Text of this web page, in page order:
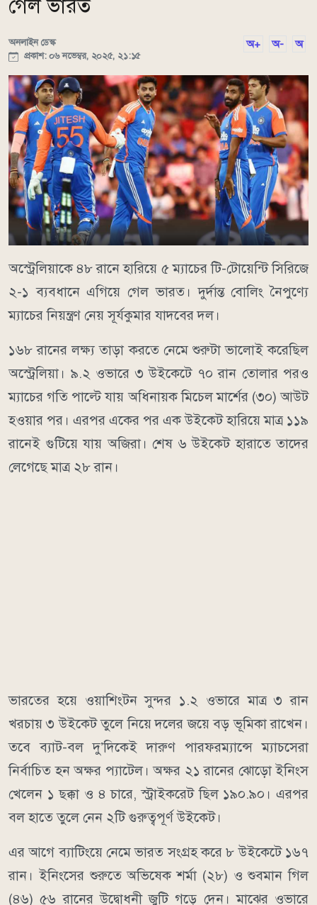
গেল ভারত
অনলাইন ডেস্ক
প্রকাশ: ০৬ নভেম্বর, ২০২৫, ২১:১৫
অ+ অ- অ
অস্ট্রেলিয়াকে ৪৮ রানে হারিয়ে ৫ ম্যাচের টি-টোয়েন্টি সিরিজে
২-১ ব্যবধানে এগিয়ে গেল ভারত। দুর্দান্ত বোলিং নৈপুণ্যে
ম্যাচের নিয়ন্ত্রণ নেয় সূর্যকুমার যাদবের দল।
১৬৮ রানের লক্ষ্য তাড়া করতে নেমে শুরুটা ভালোই করেছিল
অস্ট্রেলিয়া। ৯.২ ওভারে ৩ উইকেটে ৭০ রান তোলার পরও
ম্যাচের গতি পাল্টে যায় অধিনায়ক মিচেল মার্শের (৩০) আউট
হওয়ার পর। এরপর একের পর এক উইকেট হারিয়ে মাত্র ১১৯
রানেই গুটিয়ে যায় অজিরা। শেষ ৬ উইকেট হারাতে তাদের
লেগেছে মাত্র ২৮ রান।
ভারতের হয়ে ওয়াশিংটন সুন্দর ১.২ ওভারে মাত্র ৩ রান
খরচায় ৩ উইকেট তুলে নিয়ে দলের জয়ে বড় ভূমিকা রাখেন।
তবে ব্যাট-বল দু’দিকেই দারুণ পারফরম্যান্সে ম্যাচসেরা
নির্বাচিত হন অক্ষর প্যাটেল। অক্ষর ২১ রানের ঝোড়ো ইনিংস
খেলেন ১ ছক্কা ও ৪ চারে, স্ট্রাইকরেট ছিল ১৯০.৯০। এরপর
বল হাতে তুলে নেন ২টি গুরুত্বপূর্ণ উইকেট।
এর আগে ব্যাটিংয়ে নেমে ভারত সংগ্রহ করে ৮ উইকেটে ১৬৭
রান। ইনিংসের শুরুতে অভিষেক শর্মা (২৮) ও শুবমান গিল
(৪৬) ৫৬ রানের উদ্বোধনী জুটি গড়ে দেন। মাঝের ওভারে